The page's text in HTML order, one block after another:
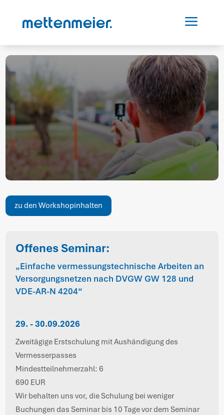
a
zu den Workshopinhalten
Offenes Seminar:
„Einfache vermessungstechnische Arbeiten an
Versorgungsnetzen nach DVGW GW 128 und
VDE-AR-N 4204“
29. - 30.09.2026
Zweitägige Erstschulung mit Aushändigung des
Vermesserpasses
Mindestteilnehmerzahl: 6
690 EUR
Wir behalten uns vor, die Schulung bei weniger
Buchungen das Seminar bis 10 Tage vor dem Seminar